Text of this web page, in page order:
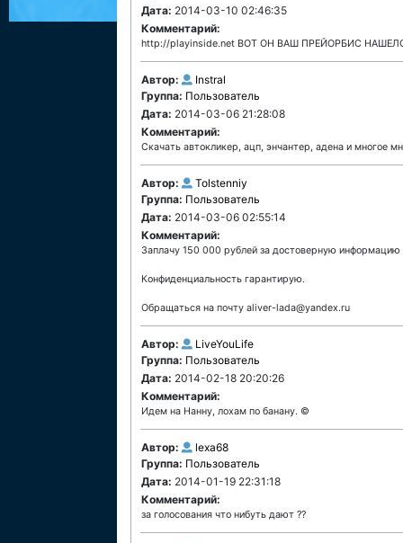
Дата: 2014-03-10 02:46:35
Комментарий:
http://playinside.net ВОТ ОН ВАШ ПРЕЙОРБИС
Автор:
Instral
Группа: Пользователь
Дата: 2014-03-06 21:28:08
Комментарий:
Скачать автокликер, ацп, энчантер, адена и многое
Автор:
Tolstenniy
Группа: Пользователь
Дата: 2014-03-06 02:55:14
Комментарий:
Заплачу 150 000 рублей за достоверную
Конфиденциальность гарантирую.
Обращаться на почту aliver-lada@yandex.ru
Автор:
LiveYouLife
Группа: Пользователь
Дата: 2014-02-18 20:20:26
Комментарий:
Идем на Нанну, лохам по банану. ©
Автор:
lexa68
Группа: Пользователь
Дата: 2014-01-19 22:31:18
Комментарий:
за голосования что нибуть дают ??